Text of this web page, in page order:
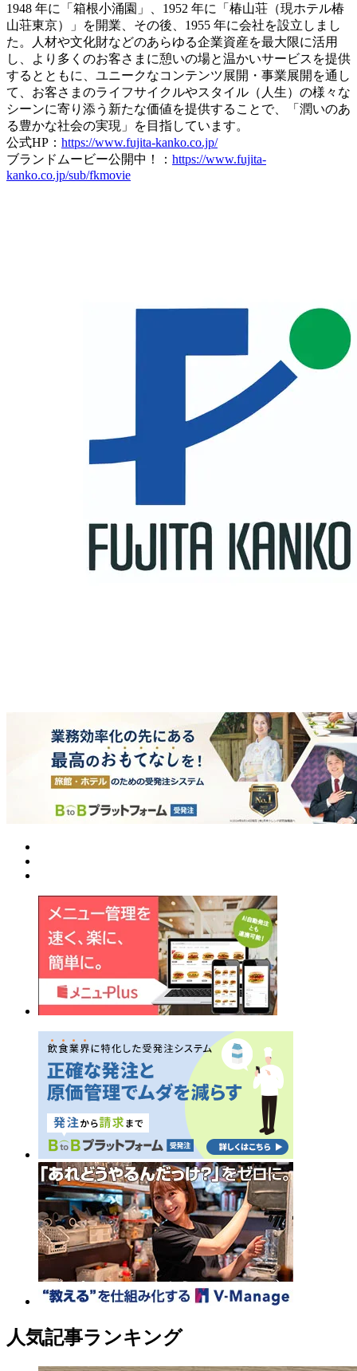
1948 年に「箱根小涌園」、1952 年に「椿山荘（現ホテル椿
山荘東京）」を開業、その後、1955 年に会社を設立しまし
た。人材や文化財などのあらゆる企業資産を最大限に活用
し、より多くのお客さまに憩いの場と温かいサービスを提供
するとともに、ユニークなコンテンツ展開・事業展開を通し
て、お客さまのライフサイクルやスタイル（人生）の様々な
シーンに寄り添う新たな価値を提供することで、「潤いのあ
る豊かな社会の実現」を目指しています。
公式HP： https://www.fujita-kanko.co.jp/
ブランドムービー公開中！： https://www.fujita-
kanko.co.jp/sub/fkmovie
人気記事ランキング